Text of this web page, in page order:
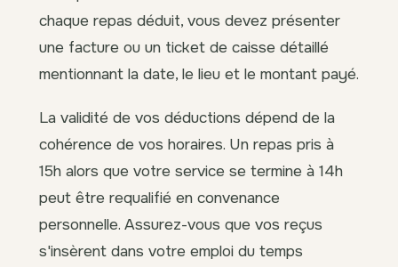
chaque repas déduit, vous devez présenter
une facture ou un ticket de caisse détaillé
mentionnant la date, le lieu et le montant payé.
La validité de vos déductions dépend de la
cohérence de vos horaires. Un repas pris à
15h alors que votre service se termine à 14h
peut être requalifié en convenance
personnelle. Assurez-vous que vos reçus
s'insèrent dans votre emploi du temps